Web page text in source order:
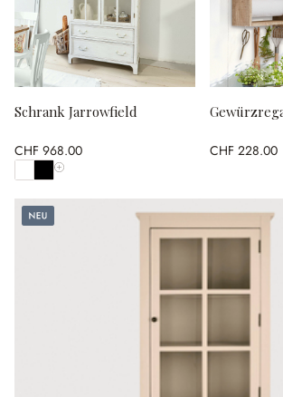
Schrank Jarrowfield
CHF 968.00
Alle Farben anzeigen
CHF 228.00
Neu